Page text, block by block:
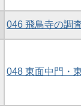
046 飛鳥寺の調
048 東面中門・